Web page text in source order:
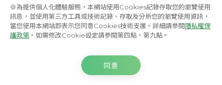
🍪為提供個人化體驗服務，本網站使用Cookies記錄存取您的瀏覽使用
訊息，並使用第三方工具或技術記錄、存取及分析您的瀏覽使用資訊，
當您使用本網站即表示您同意Cookies技術支援。詳細請參閱隱私權保
護政策 。如需修改Cookie設定請參閱第四點、第九點。
同意
選擇諮詢方式
國泰綜合證券
國泰投信 國泰投顧
© 國泰人壽保險股份有限公司